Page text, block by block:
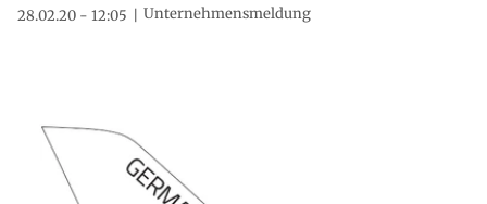
28.02.20 - 12:05 Unternehmensmeldung